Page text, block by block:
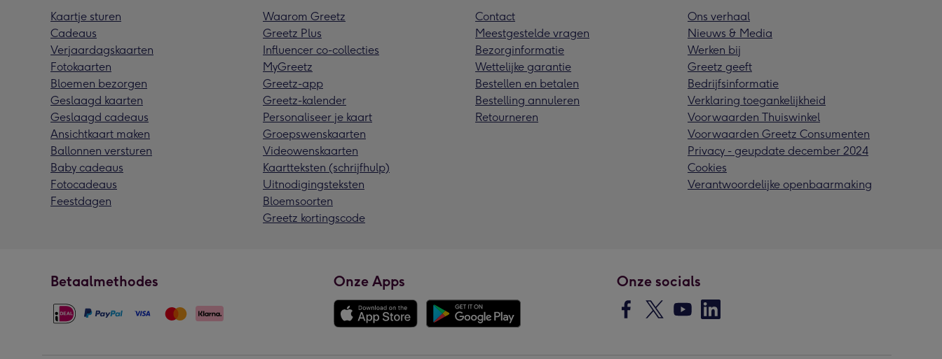
Kaartje sturen
Cadeaus
Verjaardagskaarten
Fotokaarten
Bloemen bezorgen
Geslaagd kaarten
Geslaagd cadeaus
Ansichtkaart maken
Ballonnen versturen
Baby cadeaus
Fotocadeaus
Feestdagen
Waarom Greetz
Greetz Plus
Influencer co-collecties
MyGreetz
Greetz-app
Greetz-kalender
Personaliseer je kaart
Groepswenskaarten
Videowenskaarten
Kaartteksten (schrijfhulp)
Uitnodigingsteksten
Bloemsoorten
Greetz kortingscode
Contact
Meestgestelde vragen
Bezorginformatie
Wettelijke garantie
Bestellen en betalen
Bestelling annuleren
Retourneren
Ons verhaal
Nieuws & Media
Werken bij
Greetz geeft
Bedrijfsinformatie
Verklaring toegankelijkheid
Voorwaarden Thuiswinkel
Voorwaarden Greetz Consumenten
Privacy - geupdate december 2024
Cookies
Verantwoordelijke openbaarmaking
Betaalmethodes Onze Apps Onze socials